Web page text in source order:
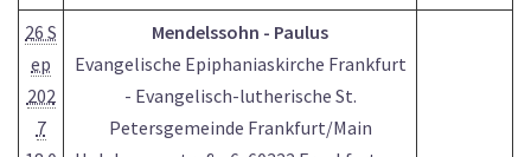
26 S
ep
202
7
Mendelssohn - Paulus
Evangelische Epiphaniaskirche Frankfurt
- Evangelisch-lutherische St.
Petersgemeinde Frankfurt/Main